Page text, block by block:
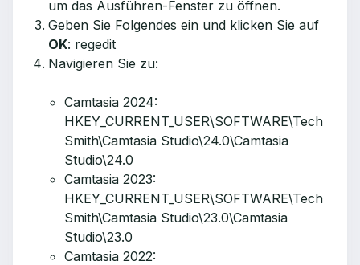
um das Ausführen-Fenster zu öffnen.
Geben Sie Folgendes ein und klicken Sie auf
OK: regedit
Navigieren Sie zu:
Camtasia 2024:
HKEY_CURRENT_USER\SOFTWARE\Tech
Smith\Camtasia Studio\24.0\Camtasia
Studio\24.0
Camtasia 2023:
HKEY_CURRENT_USER\SOFTWARE\Tech
Smith\Camtasia Studio\23.0\Camtasia
Studio\23.0
Camtasia 2022: